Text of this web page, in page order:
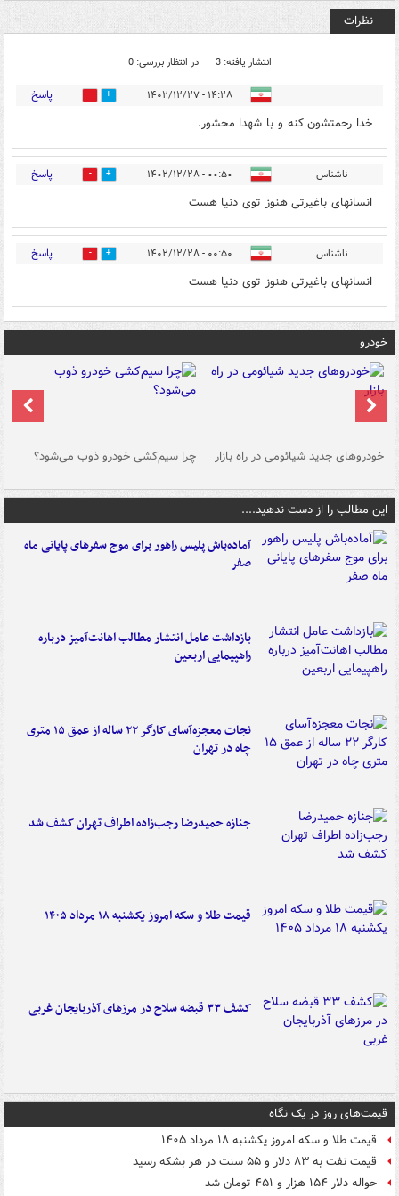
نظرات
انتشار یافته: 3 در انتظار بررسی: 0
۱۴:۲۸ - ۱۴۰۲/۱۲/۲۷ 41 پاسخ
خدا رحمتشون کنه و با شهدا محشور.
ناشناس ۰۰:۵۰ - ۱۴۰۲/۱۲/۲۸ 0 پاسخ
انسانهای باغیرتی هنوز توی دنیا هست
ناشناس ۰۰:۵۰ - ۱۴۰۲/۱۲/۲۸ 0 پاسخ
انسانهای باغیرتی هنوز توی دنیا هست
خودرو
خودروهای جدید شیائومی در راه بازار چرا سیم‌کشی خودرو ذوب می‌شود؟
این مطالب را از دست ندهید....
آماده‌باش پلیس راهور برای موج سفرهای پایانی ماه
صفر
بازداشت عامل انتشار مطالب اهانت‌آمیز درباره
راهپیمایی اربعین
نجات معجزه‌آسای کارگر ۲۲ ساله از عمق ۱۵ متری
چاه در تهران
جنازه حمیدرضا رجب‌زاده اطراف تهران کشف شد
قیمت طلا و سکه امروز یکشنبه ۱۸ مرداد ۱۴۰۵
کشف ۳۳ قبضه سلاح در مرزهای آذربایجان غربی
قیمت‌های روز در یک نگاه
قیمت طلا و سکه امروز یکشنبه ۱۸ مرداد ۱۴۰۵
قیمت نفت به ۸۳ دلار و ۵۵ سنت در هر بشکه رسید
حواله دلار ۱۵۴ هزار و ۴۵۱ تومان شد